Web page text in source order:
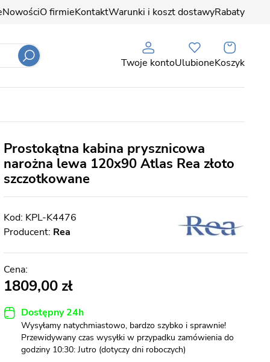
NowościO firmieKontaktWarunki i koszt dostawyRabaty
Twoje kontoUlubioneKoszyk
Prostokątna kabina prysznicowa
narożna lewa 120x90 Atlas Rea złoto
szczotkowane
KPL-K4476
Producent: Rea
1809,00
Dostępny 24h
Wysyłamy natychmiastowo, bardzo szybko i sprawnie!
Przewidywany czas wysyłki w przypadku zamówienia do
godziny 10:30: Jutro (dotyczy dni roboczych)